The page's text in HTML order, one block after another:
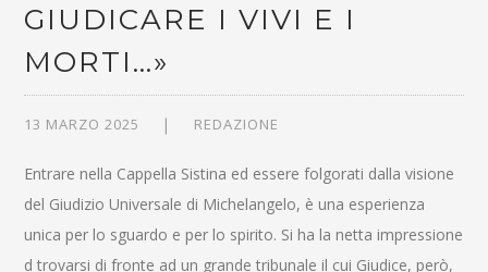
GIUDICARE I VIVI E I
MORTI…»
13 MARZO 2025 REDAZIONE
Entrare nella Cappella Sistina ed essere folgorati dalla visione
del Giudizio Universale di Michelangelo, è una esperienza
unica per lo sguardo e per lo spirito. Si ha la netta impressione
d trovarsi di fronte ad un grande tribunale il cui Giudice, però,